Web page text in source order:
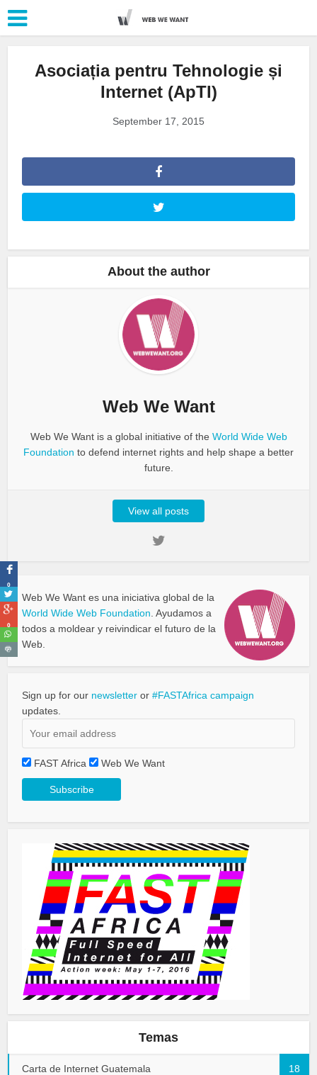
Asociația pentru Tehnologie și
Internet (ApTI)
September 17, 2015
About the author
Web We Want
Web We Want is a global initiative of the World Wide Web
Foundation to defend internet rights and help shape a better
future.
View all posts
Web We Want es una iniciativa global de la
World Wide Web Foundation . Ayudamos a
todos a moldear y reivindicar el futuro de la
Web.
Sign up for our newsletter or#FASTAfrica campaign
updates.
FAST Africa Web We Want
Temas
Carta de Internet Guatemala 18
0
0